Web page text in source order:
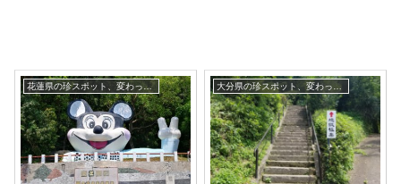
花蓮県の珍スポット、変わった観光地 大分県の珍スポット、変わった観光地